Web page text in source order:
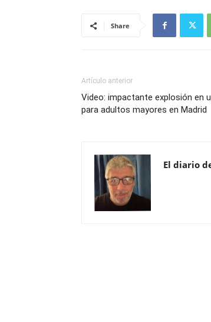
Share
Artículo anterior
Video: impactante explosión en
para adultos mayores en Madrid
El diario